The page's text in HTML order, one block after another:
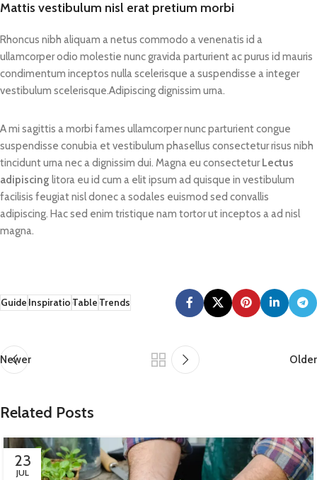
un período. Para quien conoce su
Drawings es el mismo ojo aplicado
a un formato diferente con los
mismos resultados
perturbadoramente reconocibles.
Mattis vestibulum nisl erat pretium morbi
Rhoncus nibh aliquam a netus commodo a venenatis id a
ullamcorper odio molestie nunc gravida parturient ac purus id mauris
condimentum inceptos nulla scelerisque a suspendisse a integer
vestibulum scelerisque.Adipiscing dignissim urna.
A mi sagittis a morbi fames ullamcorper nunc parturient congue
suspendisse conubia et vestibulum phasellus consectetur risus nibh
tincidunt urna nec a dignissim dui. Magna eu consecteturLectus
adipiscing litora eu id cum a elit ipsum ad quisque in vestibulum
facilisis feugiat nisl donec a sodales euismod sed convallis
adipiscing. Hac sed enim tristique nam tortor ut inceptos a ad nisl
magna.
GuideInspiratioTableTrends
Newer Older
Related Posts
23
JUL